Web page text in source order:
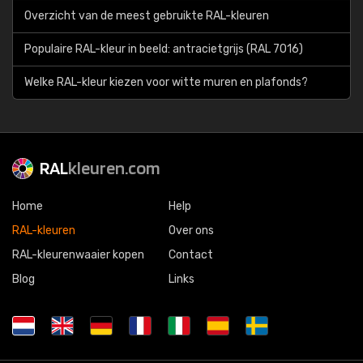
Overzicht van de meest gebruikte RAL-kleuren
Populaire RAL-kleur in beeld: antracietgrijs (RAL 7016)
Welke RAL-kleur kiezen voor witte muren en plafonds?
RALkleuren.com
Home
RAL-kleuren
RAL-kleurenwaaier kopen
Blog
Help
Over ons
Contact
Links